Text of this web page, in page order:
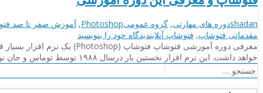
نویسنده
shadanدسته‌بندی‌ها
دوره های مهارتی, گروه عمومیبرچسب
ها
Photoshop
,آموزش صفر تا صد
مقدماتی فتوشاپ, فتوشاپ آنلایندیدگاه خود را on
فتوشاپ
معرفی
این
بنویسید
خواهد داشت. این نرم افزار نخستین بار درسال ۱۹۸۸ توسط توماس و جان نول ساخته شده و از آن زمان تا کنون همه …
جستجو
برای: